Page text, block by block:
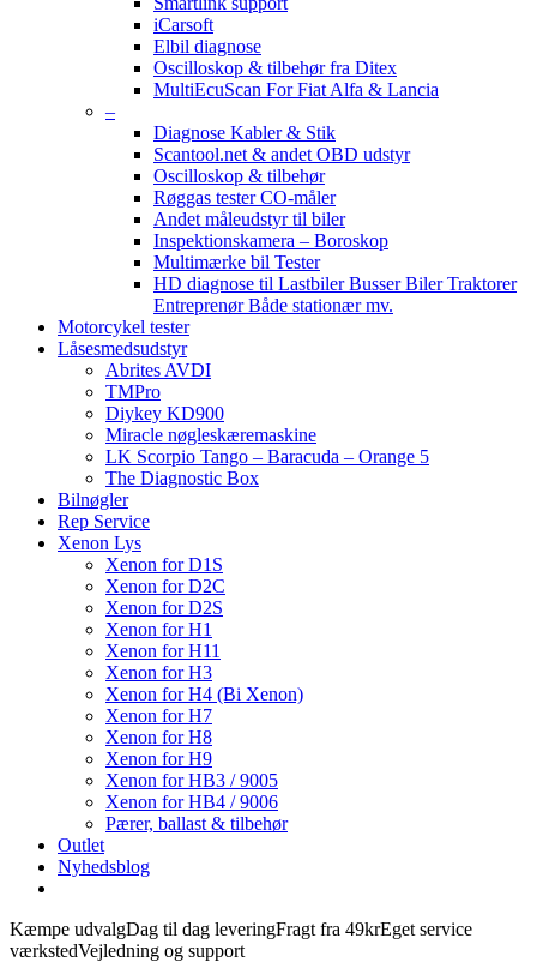
iCarsoft
Elbil diagnose
Oscilloskop & tilbehør fra Ditex
MultiEcuScan For Fiat Alfa & Lancia
–
Diagnose Kabler & Stik
Scantool.net & andet OBD udstyr
Oscilloskop & tilbehør
Røggas tester CO-måler
Andet måleudstyr til biler
Inspektionskamera – Boroskop
Multimærke bil Tester
HD diagnose til Lastbiler Busser Biler Traktorer
Entreprenør Både stationær mv.
Motorcykel tester
Låsesmedsudstyr
Abrites AVDI
TMPro
Diykey KD900
Miracle nøgleskæremaskine
LK Scorpio Tango – Baracuda – Orange 5
The Diagnostic Box
Bilnøgler
Rep Service
Xenon Lys
Xenon for D1S
Xenon for D2C
Xenon for D2S
Xenon for H1
Xenon for H11
Xenon for H3
Xenon for H4 (Bi Xenon)
Xenon for H7
Xenon for H8
Xenon for H9
Xenon for HB3 / 9005
Xenon for HB4 / 9006
Pærer, ballast & tilbehør
Outlet
Nyhedsblog
Kæmpe udvalgDag til dag leveringFragt fra 49krEget service
værkstedVejledning og support